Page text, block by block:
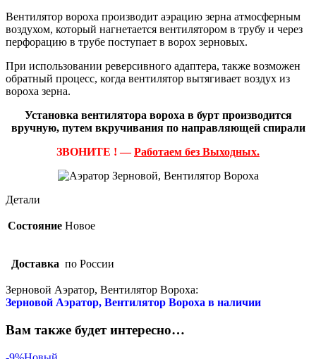
Вентилятор вороха производит аэрацию зерна атмосферным
воздухом, который нагнетается вентилятором в трубу и через
перфорацию в трубе поступает в ворох зерновых.
При использовании реверсивного адаптера, также возможен
обратный процесс, когда вентилятор вытягивает воздух из
вороха зерна.
Установка вентилятора вороха в бурт производится
вручную, путем вкручивания по направляющей спирали
ЗВОНИТЕ ! —Работаем без Выходных.
Детали
Состояние Новое
Доставка по России
Зерновой Аэратор, Вентилятор Вороха:
Зерновой Аэратор, Вентилятор Вороха в наличии
Вам также будет интересно…